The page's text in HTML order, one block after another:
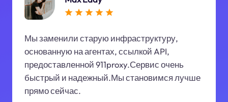
Мы заменили старую инфраструктуру,
основанную на агентах, ссылкой API,
предоставленной 911proxy.Сервис очень
быстрый и надежный.Мы становимся лучше
прямо сейчас.